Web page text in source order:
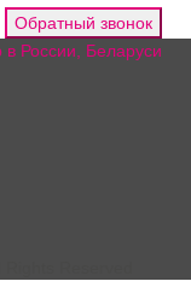
Обратный звонок